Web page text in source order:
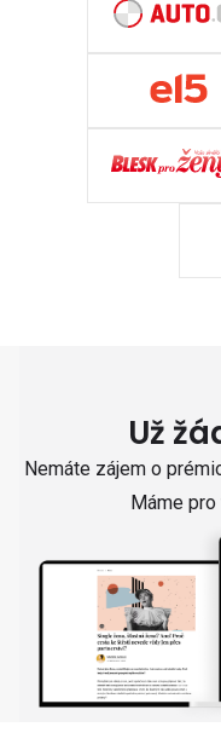
Už
Nemáte zájem o
Máme